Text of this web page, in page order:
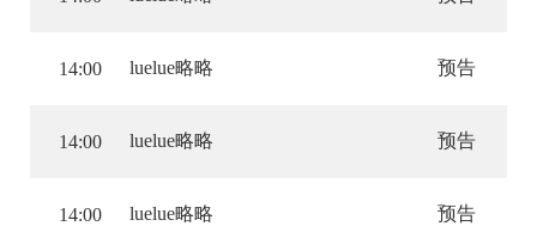
14:00 luelue略略 预告
14:00 luelue略略 预告
14:00 luelue略略 预告